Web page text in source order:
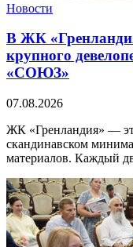
Новости
В ЖК
крупного
«СОЮЗ»
07.08.2026
ЖК «Гренландия» —
скандинавском
материалов. Каждый